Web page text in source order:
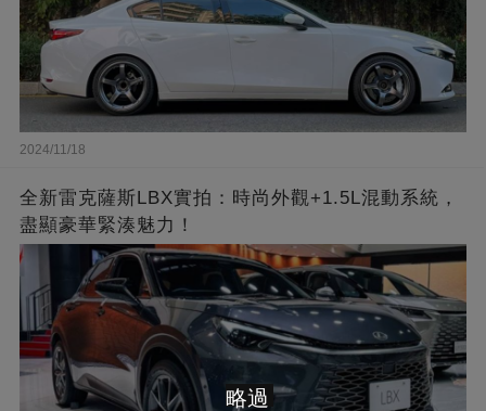
2024/11/18
全新雷克薩斯LBX實拍：時尚外觀+1.5L混動系統，
盡顯豪華緊湊魅力！
略過